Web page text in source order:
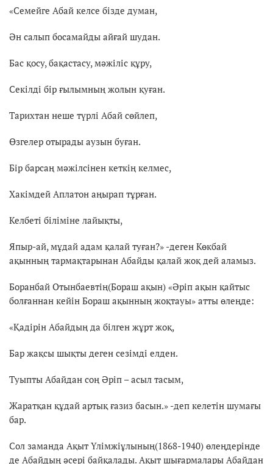
«Семейге Абай келсе бізде думан,
Ән салып босамайды айғай шудан.
Бас қосу, бақастасу, мәжіліс құру,
Секілді бір ғылымның жолын қуған.
Тарихтан неше түрлі Абай сөйлеп,
Өзгелер отырады аузын буған.
Бір барсаң мәжілсінен кеткің келмес,
Хакімдей Аплатон аңырап тұрған.
Келбеті біліміне лайықты,
Япыр-ай, мұдай адам қалай туған?» -деген Көкбай
ақынның тармақтарынан Абайды қалай жоқ дей аламыз.
Боранбай Отынбаевтің(Бораш ақын) «Әріп ақын қайтыс
болғаннан кейін Бораш ақынның жоқтауы» атты өлеңде:
«Қадірін Абайдың да білген жұрт жоқ,
Бар жақсы шықты деген сезімді елден.
Туыпты Абайдан соң Әріп – асыл тасым,
Жаратқан құдай артық ғазиз басын.» -деп келетін шумағы
бар.
Сол заманда Ақыт Үлімжіұлының(1868-1940) өлеңдерінде
де Абайдың әсері байқалады. Ақыт шығармалары Абайдан